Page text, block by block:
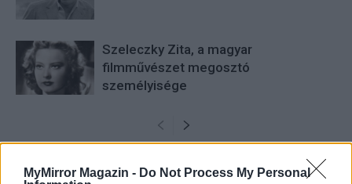
MyMirror Magazin - Do Not Process My Personal
Szeleczky Zita, a magyar
filmművészet megosztó
személyisége
HOZZÁSZÓLOK A CIKKHEZ